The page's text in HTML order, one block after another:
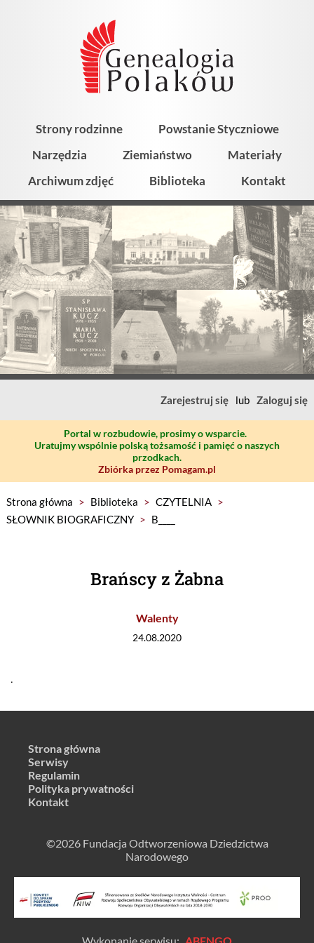
Strony rodzinne
Powstanie Styczniowe
Narzędzia
Ziemiaństwo
Materiały
Archiwum zdjęć
Biblioteka Kontakt
Zarejestruj się lub Zaloguj się
Portal w rozbudowie, prosimy o wsparcie.
Uratujmy wspólnie polską tożsamość i pamięć o naszych
przodkach.
Zbiórka przez Pomagam.pl
Strona główna > Biblioteka > CZYTELNIA >
SŁOWNIK BIOGRAFICZNY > B____
Brańscy z Żabna
Walenty
24.08.2020
.
Strona główna
Serwisy
Regulamin
Polityka prywatności
Kontakt
©2026 Fundacja Odtworzeniowa Dziedzictwa
Narodowego
Wykonanie serwisu: ABENGO